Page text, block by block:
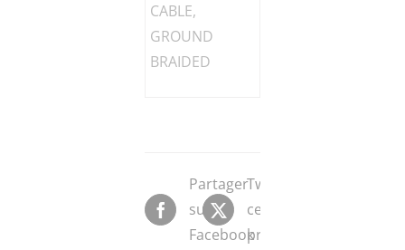
CABLE,
GROUND
BRAIDED
Partager
sur
Facebook
Tweeter
ce
produit